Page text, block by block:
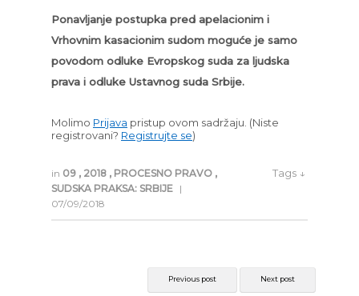
Ponavljanje postupka pred apelacionim i
Vrhovnim kasacionim sudom moguće je samo
povodom odluke Evropskog suda za ljudska
prava i odluke Ustavnog suda Srbije.
Molimo Prijava pristup ovom sadržaju. (Niste
registrovani? Registrujte se)
in 09 , 2018 , PROCESNO PRAVO ,
SUDSKA PRAKSA: SRBIJE |
07/09/2018
Tags ↓
Previous post Next post